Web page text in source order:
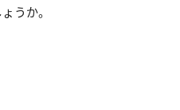
うか。